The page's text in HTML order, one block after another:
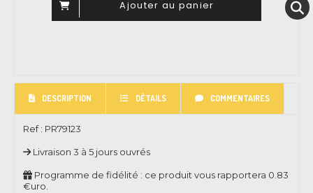
Ajouter au panier
DESCRIPTION DÉTAILS COMMENTAIRES
Ref : PR79123
Livraison 3 à 5 jours ouvrés
Programme de fidélité : ce produit vous rapportera 0.83
€uro.